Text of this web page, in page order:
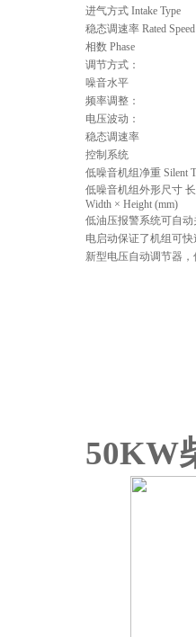
进气方式 Intake Type
稳态调速率 Rated
相数 Phase
调节方式：
噪音水平
频率调整：
电压波动：
稳态调速率
控制系统
低噪音机组净重 Silent
低噪音机组外形尺寸 长
Width × Height (mm)
低油压报警系统可自
电启动保证了机组可
新型电压自动调节器
50KW